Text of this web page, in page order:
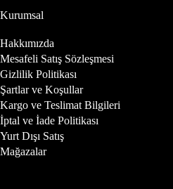
Kurumsal
Hakkımızda
Mesafeli Satış Sözleşmesi
Gizlilik Politikası
Şartlar ve Koşullar
Kargo ve Teslimat Bilgileri
İptal ve İade Politikası
Yurt Dışı Satış
Mağazalar